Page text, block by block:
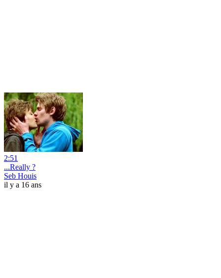
2:51
...Really ?
Seb Houis
il y a 16 ans